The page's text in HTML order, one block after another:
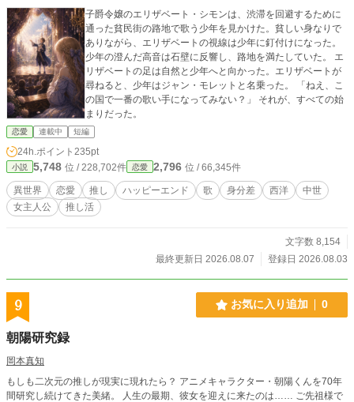
子爵令嬢のエリザベート・シモンは、渋滞を回避するために
通った貧民街の路地で歌う少年を見かけた。貧しい身なりで
ありながら、エリザベートの視線は少年に釘付けになった。
少年の澄んだ高音は石壁に反響し、路地を満たしていた。 エ
リザベートの足は自然と少年へと向かった。エリザベートが
尋ねると、少年はジャン・モレットと名乗った。 「ねえ、こ
の国で一番の歌い手になってみない？」 それが、すべての始
まりだった。
恋愛 連載中 短編
24h.ポイント 235pt
小説 5,748 位 / 228,702件 恋愛 2,796 位 / 66,345件
異世界 恋愛 推し ハッピーエンド 歌 身分差 西洋
中世
女主人公
推し活
文字数 8,154
最終更新日 2026.08.07
登録日 2026.08.03
9 お気に入り追加 0
朝陽研究録
岡本真知
もしも二次元の推しが現実に現れたら？ アニメキャラクター・朝陽くんを70年
間研究し続けてきた美緒。 人生の最期、彼女を迎えに来たのは…… ご先祖様で